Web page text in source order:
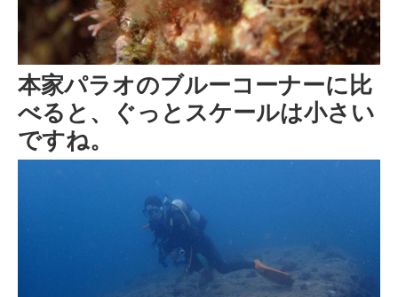
本家パラオのブルーコーナーに比
べると、ぐっとスケールは小さい
ですね。